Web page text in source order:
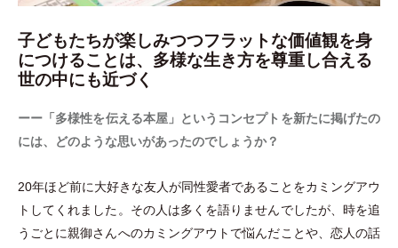
子どもたちが楽しみつつフラットな価値観を身
につけることは、多様な生き方を尊重し合える
世の中にも近づく
ーー 「 多様性を伝える本屋」 というコンセプトを新たに掲げたの
には、どのような思いがあったのでしょうか？
20年ほど前に大好きな友人が同性愛者であることをカミングアウ
トしてくれました。その人は多くを語りませんでしたが、時を追
うごとに親御さんへのカミングアウトで悩んだことや、恋人の話